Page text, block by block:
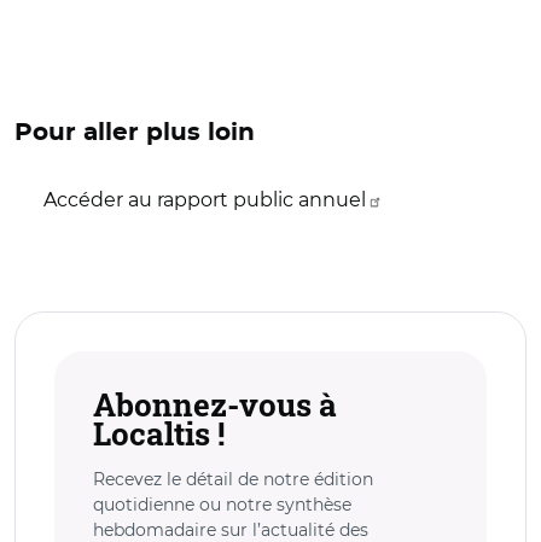
Pour aller plus loin
Accéder au rapport public annuel
Abonnez-vous à
Localtis !
Recevez le détail de notre édition
quotidienne ou notre synthèse
hebdomadaire sur l’actualité des